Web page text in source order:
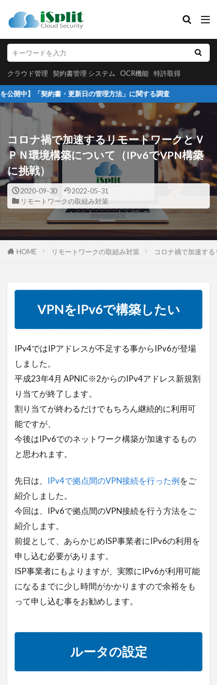
クラウド管理 契約書管理 システム OCR機能 特許取得
契約書・更新日の管理方法」に関する調査
コロナ禍で加速するリモートワークとＶ
ＰＮ環境構築について（IPv6でVPN構築
に挑戦）
2020-09-30
2022-05-31
リモートワークの取組み対策
HOME リモートワークの取組み対策 コロナ禍で加速す
VPNをIPv6で構築したい
IPv4ではIPアドレスが不足する事からIPv6が登場
しました。
平成23年4月 APNIC※2からのIPv4アドレス新規割
り当てが終了します。
割り当てが終わるだけでもちろん継続的に利用可
能ですが、
今後はIPv6でのネットワーク構築が加速するもの
と思われます。
先日は、 IPv4で拠点間のVPN接続を行った例をご
紹介しました。
今回は、IPv6で拠点間のVPN接続を行う方法をご
紹介します。
前提として、あらかじめISP事業者にIPv6の利用を
申し込む必要があります。
ISP事業者にもよりますが、実際にIPv6が利用可能
になるまでに少し時間がかかりますので余裕をも
って申し込む事をお勧めします。
ルータの設定
クラウド管理 契約書管理 システム
特許取得
カテゴリー
タグ
アイタスク初期設定
クラウド保存
クラウド管理
セキュリティー重視
データベース化
データベース管理
データ共有
プレスリリース
メンバー追加
不動産業界活用事例
個人情報管理
契約書管理
帳票管理
操作方法
権限設定
請求書管理